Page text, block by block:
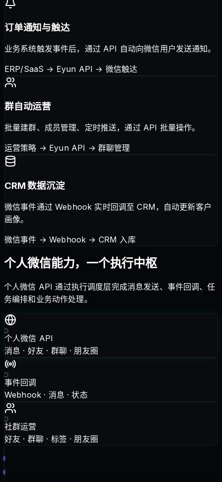
订单通知与触达
业务系统触发事件后，通过 API 自动向微信用户发送通知。
ERP/SaaS → Eyun API → 微信触达
群自动运营
批量建群、成员管理、定时推送，通过 API 批量操作。
运营策略 → Eyun API → 群聊管理
CRM 数据沉淀
微信事件通过 Webhook 实时回调至 CRM，自动更新客户
画像。
微信事件 → Webhook → CRM 入库
个人微信能力，一个执行中枢
个人微信 API 通过执行调度层完成消息发送、事件回调、任
务编排和业务动作处理。
个人微信 API
消息 · 好友 · 群聊 · 朋友圈
事件回调
Webhook · 消息 · 状态
社群运营
好友 · 群聊 · 标签 · 朋友圈